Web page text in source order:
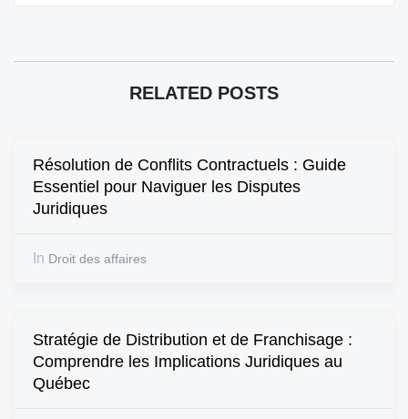
RELATED POSTS
Résolution de Conflits Contractuels : Guide
Essentiel pour Naviguer les Disputes
Juridiques
In Droit des affaires
Stratégie de Distribution et de Franchisage :
Comprendre les Implications Juridiques au
Québec